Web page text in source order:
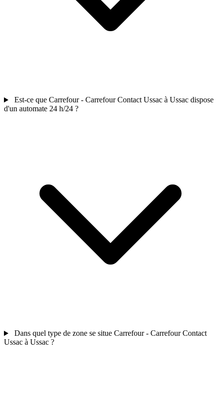
Est-ce que Carrefour - Carrefour Contact Ussac à Ussac dispose
d'un automate 24 h/24 ?
Dans quel type de zone se situe Carrefour - Carrefour Contact
Ussac à Ussac ?